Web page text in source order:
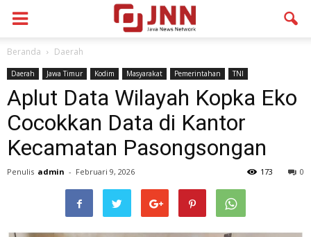
Beranda Daerah
Daerah Jawa Timur Kodim Masyarakat Pemerintahan TNI
Aplut Data Wilayah Kopka Eko
Cocokkan Data di Kantor
Kecamatan Pasongsongan
Penulis admin - Februari 9, 2026 0
173